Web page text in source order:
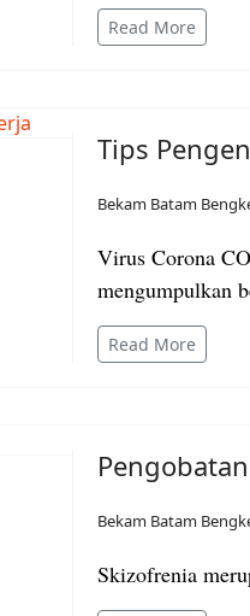
Read More
Tips
Bekam Batam
Virus Corona
mengumpulkan
Read More
Bekam Batam
Skizofrenia